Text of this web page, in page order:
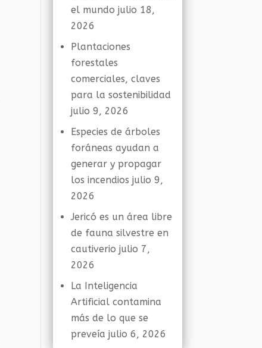
el mundo julio 18,
2026
Plantaciones
forestales
comerciales, claves
para la sostenibilidad
julio 9, 2026
Especies de árboles
foráneas ayudan a
generar y propagar
los incendios julio 9,
2026
Jericó es un área libre
de fauna silvestre en
cautiverio julio 7,
2026
La Inteligencia
Artificial contamina
más de lo que se
preveía julio 6, 2026